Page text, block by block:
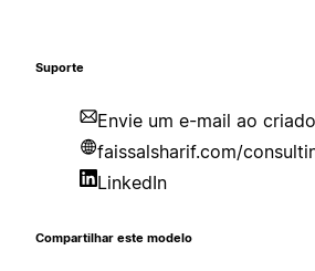
Suporte
Envie um e-mail ao
faissalsharif.com/
LinkedIn
Compartilhar este modelo